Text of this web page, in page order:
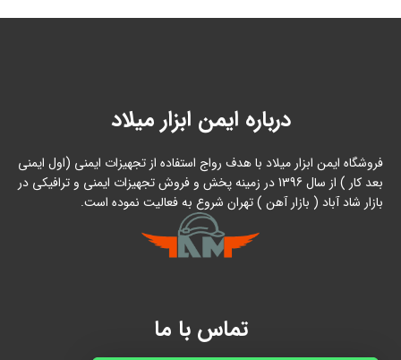
درباره ایمن ابزار میلاد
فروشگاه ایمن ابزار میلاد با هدف رواج استفاده از تجهیزات ایمنی (اول ایمنی
بعد کار ) از سال 1396 در زمینه پخش و فروش تجهیزات ایمنی و ترافیکی در
بازار شاد آباد ( بازار آهن ) تهران شروع به فعالیت نموده است.
تماس با ما